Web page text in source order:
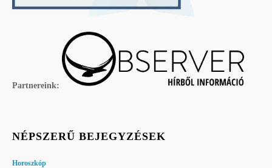
Partnereink:
NÉPSZERŰ BEJEGYZÉSEK
Horoszkóp